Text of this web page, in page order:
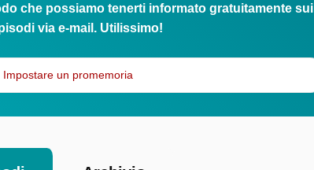
che possiamo tenerti informato gratuitamente sui
via e-mail. Utilissimo!
Impostare un promemoria